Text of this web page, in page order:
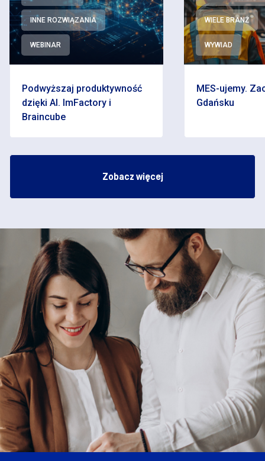
INNE ROZWIĄZANIA
WEBINAR
Podwyższaj produktywność
dzięki AI. ImFactory i
Braincube
WIELE BRANŻ
WYWIAD
MES-ujemy.
Gdańsku
Zobacz więcej